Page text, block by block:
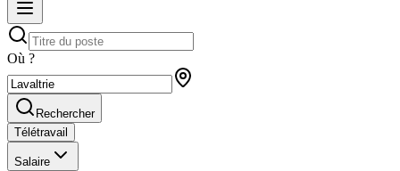
Où ?
Rechercher
Télétravail
Salaire